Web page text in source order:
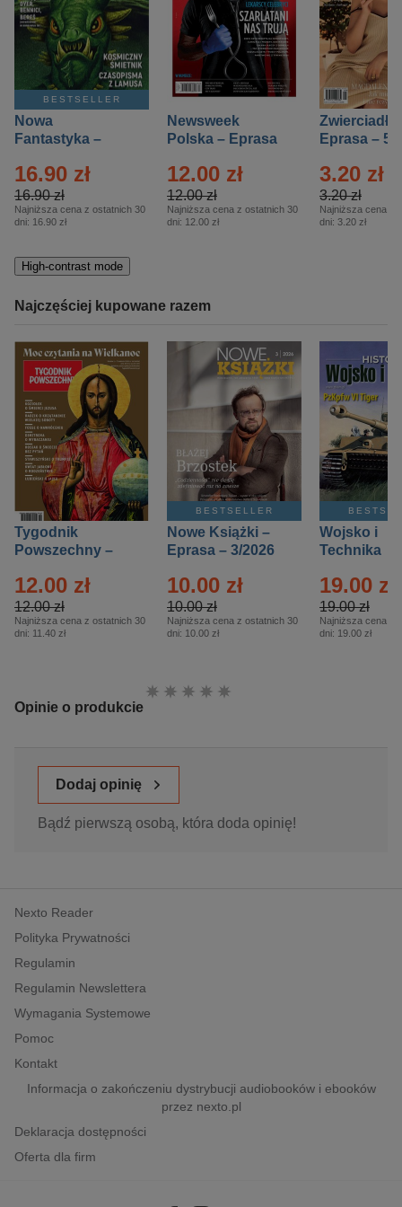
BESTSELLER
Nowa
Fantastyka –
16.90 zł
16.90 zł
Najniższa cena z ostatnich 30
dni: 16.90 zł
Newsweek
Polska – Eprasa
12.00 zł
12.00 zł
Najniższa cena z ostatnich 30
dni: 12.00 zł
Zwierciadło
Eprasa – 5/
3.20 zł
3.20 zł
Najniższa cena z
dni: 3.20 zł
High-contrast mode
Najczęściej kupowane razem
Tygodnik
Powszechny –
12.00 zł
12.00 zł
Najniższa cena z ostatnich 30
dni: 11.40 zł
BESTSELLER
Nowe Książki –
Eprasa – 3/2026
10.00 zł
10.00 zł
Najniższa cena z ostatnich 30
dni: 10.00 zł
Wojsko i
Technika
– 2/2026
19.00 zł
19.00 zł
Najniższa cena z
dni: 19.00 zł
Opinie o produkcie
Ocena:
Dodaj opinię
Bądź pierwszą osobą, która doda opinię!
Nexto Reader
Polityka Prywatności
Regulamin
Regulamin Newslettera
Wymagania Systemowe
Pomoc
Kontakt
Informacja o zakończeniu dystrybucji audiobooków i ebooków
przez nexto.pl
Deklaracja dostępności
Oferta dla firm